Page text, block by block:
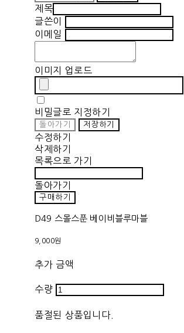
제목
글쓴이
이메일
이미지 업로드
비밀글로 지정하기
돌아가기 저장하기
수정하기
삭제하기
목록으로 가기
돌아가기
구매하기
D49 스몰스푼 베이비블루마블
9,000원
추가 금액
수량
품절된 상품입니다.